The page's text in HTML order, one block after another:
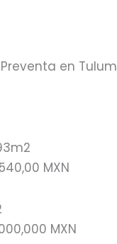
en Tulum
MXN
MXN